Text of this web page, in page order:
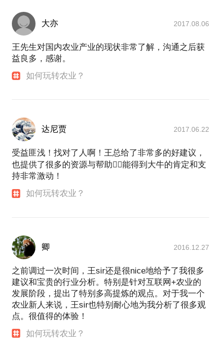
大亦 2017.08.06
王先生对国内农业产业的现状非常了解，沟通之后获
益良多，感谢。
如何玩转农业？
达尼贾 2017.06.22
受益匪浅！找对了人啊！王总给了非常多的好建议，
也提供了很多的资源与帮助👍🏻能得到大牛的肯定和支
持非常激动！
如何玩转农业？
卿 2016.12.27
之前调过一次时间，王sir还是很nice地给予了我很多
建议和宝贵的行业分析。特别是针对互联网+农业的
发展阶段，提出了特别多高提炼的观点。对于我一个
农业新人来说，王sir也特别耐心地为我分析了很多观
点。很值得的体验！
如何玩转农业？